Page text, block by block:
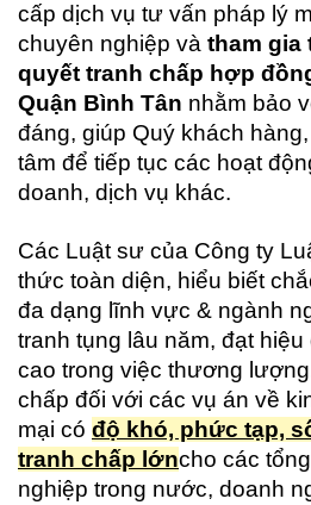
cấp dịch vụ tư vấn pháp lý
chuyên nghiệp và tham gia
quyết tranh chấp hợp
Quận Bình Tân nhằm bảo
đáng, giúp Quý khách
tâm để tiếp tục các hoạt
doanh, dịch vụ khác.
Các Luật sư của Công ty
thức toàn diện, hiểu biết
đa dạng lĩnh vực & ngành
tranh tụng lâu năm, đạt
cao trong việc thương
chấp đối với các vụ án về
mại có độ khó, phức tạp,
tranh chấp lớncho các
nghiệp trong nước, doanh